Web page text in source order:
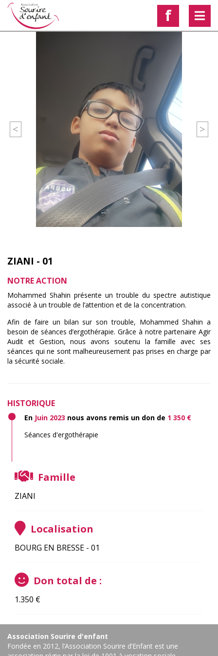
f
< >
ZIANI - 01
NOTRE ACTION
Mohammed Shahin présente un trouble du spectre autistique
associé à un trouble de l’attention et de la concentration.
Afin de faire un bilan sur son trouble, Mohammed Shahin a
besoin de séances d’ergothérapie. Grâce à notre partenaire Agir
Audit et Gestion, nous avons soutenu la famille avec ses
séances qui ne sont malheureusement pas prises en charge par
la sécurité sociale.
HISTORIQUE
En Juin 2023 nous avons remis un don de 1 350 €
Séances d'ergothérapie
Famille
ZIANI
Localisation
BOURG EN BRESSE - 01
Don total de :
1.350 €
Association Sourire d'enfant
Fondée en 2012, l’Association Sourire d’Enfant est une